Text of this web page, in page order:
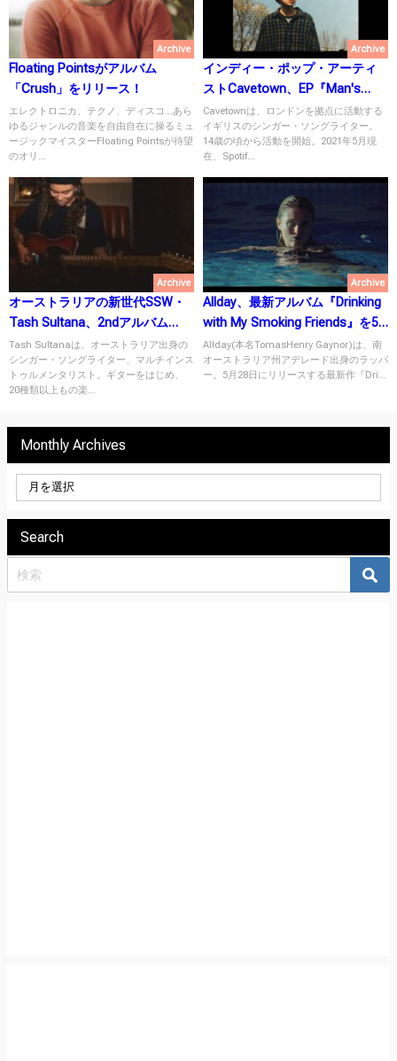
Archive
Floating Pointsがアルバム
「Crush」をリリース！
エレクトロニカ、テクノ、ディスコ...あら
ゆるジャンルの音楽を自由自在に操るミュ
ージックマイスターFloating Pointsが待望
のオリ...
Archive
インディー・ポップ・アーティ
ストCavetown、EP『Man's
Best Friend』をリリース！
Cavetownは、ロンドンを拠点に活動する
イギリスのシンガー・ソングライター。
14歳の頃から活動を開始。2021年5月現
在、Spotif...
Archive
オーストラリアの新世代SSW・
Tash Sultana、2ndアルバム
「Terra Firma」をリリース！
Tash Sultanaは、オーストラリア出身の
シンガー・ソングライター、マルチインス
トゥルメンタリスト。ギターをはじめ、
20種類以上もの楽...
Archive
Allday、最新アルバム『Drinking
with My Smoking Friends』を5
月28日にリリース！
Allday(本名TomasHenry Gaynor)は、南
オーストラリア州アデレード出身のラッパ
ー。5月28日にリリースする最新作『Dri...
Monthly Archives
Search